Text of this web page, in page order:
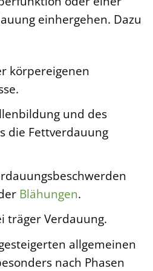
einhergehen. Dazu
körpereigenen
und des
die Fettverdauung
Blähungen.
träger Verdauung.
allgemeinen
nach Phasen